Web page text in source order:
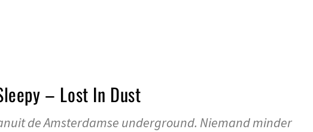
– Lost In Dust
de Amsterdamse underground. Niemand minder